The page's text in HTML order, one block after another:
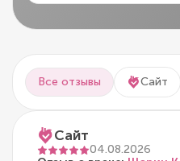
Все отзывы Сайт
Сайт
04.08.2026